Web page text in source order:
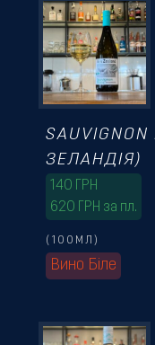
Вино Біле
(100МЛ)
ЗЕЛАНДІЯ)
140
ГРН
620 ГРН за пл.